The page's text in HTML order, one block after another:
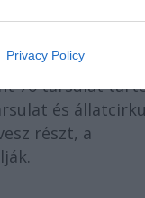
Privacy Policy
két moszkvai,
70 társulat
és
részt, a